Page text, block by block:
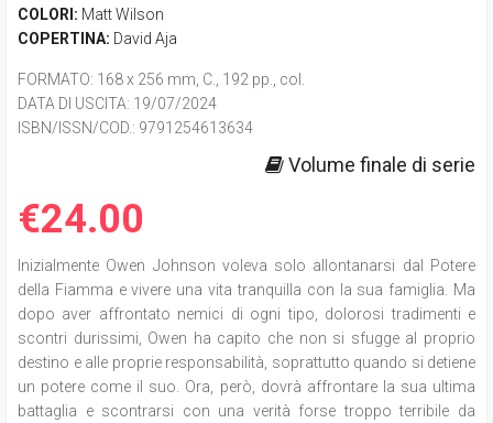
COLORI: Matt Wilson
COPERTINA: David Aja
FORMATO: 168 x 256 mm, C., 192 pp., col.
DATA DI USCITA: 19/07/2024
ISBN/ISSN/COD.: 9791254613634
Volume finale di serie
€24.00
Inizialmente Owen Johnson voleva solo allontanarsi dal Potere
della Fiamma e vivere una vita tranquilla con la sua famiglia. Ma
dopo aver affrontato nemici di ogni tipo, dolorosi tradimenti e
scontri durissimi, Owen ha capito che non si sfugge al proprio
destino e alle proprie responsabilità, soprattutto quando si detiene
un potere come il suo. Ora, però, dovrà affrontare la sua ultima
battaglia e scontrarsi con una verità forse troppo terribile da